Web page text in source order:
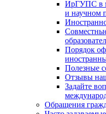
ИрГУПС в
и научном
Порядок
Полезные
Отзывы
Задайте
Обращения